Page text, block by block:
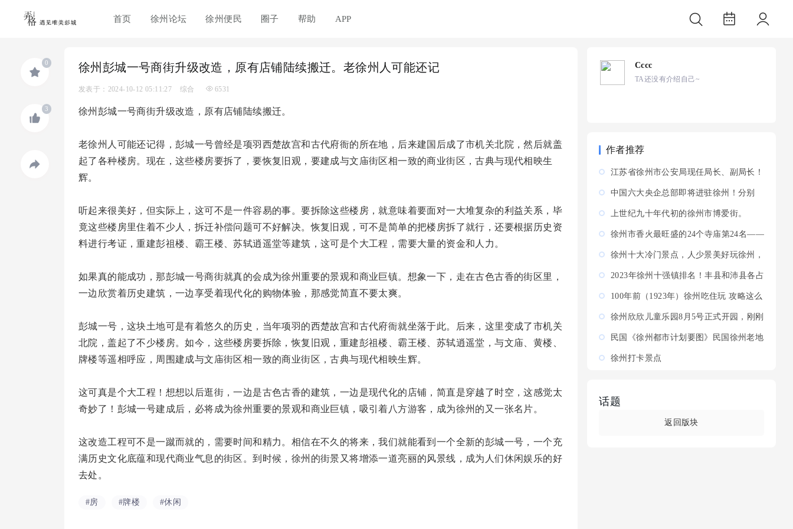
首页 徐州论坛 徐州便民 圈子 帮助 APP
0
3
徐州彭城一号商街升级改造，原有店铺陆续搬迁。老徐州人可能还记 Cccc
TA还没有介绍自己~
发表于：2024-10-12 05:11:27
综合 6531
徐州彭城一号商街升级改造，原有店铺陆续搬迁。
老徐州人可能还记得，彭城一号曾经是项羽西楚故宫和古代府衙的所在地，后来建国后成了市机关北院，然后就盖
起了各种楼房。现在，这些楼房要拆了，要恢复旧观，要建成与文庙街区相一致的商业街区，古典与现代相映生
辉。
听起来很美好，但实际上，这可不是一件容易的事。要拆除这些楼房，就意味着要面对一大堆复杂的利益关系，毕
竟这些楼房里住着不少人，拆迁补偿问题可不好解决。恢复旧观，可不是简单的把楼房拆了就行，还要根据历史资
料进行考证，重建彭祖楼、霸王楼、苏轼逍遥堂等建筑，这可是个大工程，需要大量的资金和人力。
如果真的能成功，那彭城一号商街就真的会成为徐州重要的景观和商业巨镇。想象一下，走在古色古香的街区里，
一边欣赏着历史建筑，一边享受着现代化的购物体验，那感觉简直不要太爽。
彭城一号，这块土地可是有着悠久的历史，当年项羽的西楚故宫和古代府衙就坐落于此。后来，这里变成了市机关
北院，盖起了不少楼房。如今，这些楼房要拆除，恢复旧观，重建彭祖楼、霸王楼、苏轼逍遥堂，与文庙、黄楼、
牌楼等遥相呼应，周围建成与文庙街区相一致的商业街区，古典与现代相映生辉。
这可真是个大工程！想想以后逛街，一边是古色古香的建筑，一边是现代化的店铺，简直是穿越了时空，这感觉太
奇妙了！彭城一号建成后，必将成为徐州重要的景观和商业巨镇，吸引着八方游客，成为徐州的又一张名片。
这改造工程可不是一蹴而就的，需要时间和精力。相信在不久的将来，我们就能看到一个全新的彭城一号，一个充
满历史文化底蕴和现代商业气息的街区。到时候，徐州的街景又将增添一道亮丽的风景线，成为人们休闲娱乐的好
去处。
#房 #牌楼 #休闲
作者推荐
江苏省徐州市公安局现任局长、副局长！
中国六大央企总部即将进驻徐州！分别
上世纪九十年代初的徐州市博爱街。
徐州市香火最旺盛的24个寺庙第24名——
徐州十大冷门景点，人少景美好玩徐州，
2023年徐州十强镇排名！丰县和沛县各占
100年前（1923年）徐州吃住玩 攻略这么
徐州欣欣儿童乐园8月5号正式开园，刚刚
民国《徐州都市计划要图》民国徐州老地
徐州打卡景点
话题
返回版块